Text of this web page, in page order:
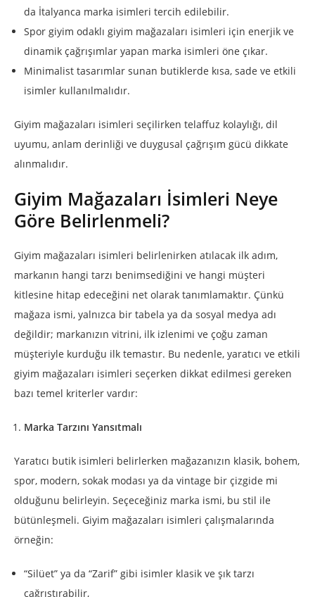
da İtalyanca marka isimleri tercih edilebilir.
Spor giyim odaklı giyim mağazaları isimleri için enerjik ve
dinamik çağrışımlar yapan marka isimleri öne çıkar.
Minimalist tasarımlar sunan butiklerde kısa, sade ve etkili
isimler kullanılmalıdır.
Giyim mağazaları isimleri seçilirken telaffuz kolaylığı, dil
uyumu, anlam derinliği ve duygusal çağrışım gücü dikkate
alınmalıdır.
Giyim Mağazaları İsimleri Neye
Göre Belirlenmeli?
Giyim mağazaları isimleri belirlenirken atılacak ilk adım,
markanın hangi tarzı benimsediğini ve hangi müşteri
kitlesine hitap edeceğini net olarak tanımlamaktır. Çünkü
mağaza ismi, yalnızca bir tabela ya da sosyal medya adı
değildir; markanızın vitrini, ilk izlenimi ve çoğu zaman
müşteriyle kurduğu ilk temastır. Bu nedenle, yaratıcı ve etkili
giyim mağazaları isimleri seçerken dikkat edilmesi gereken
bazı temel kriterler vardır:
Marka Tarzını Yansıtmalı
Yaratıcı butik isimleri belirlerken mağazanızın klasik, bohem,
spor, modern, sokak modası ya da vintage bir çizgide mi
olduğunu belirleyin. Seçeceğiniz marka ismi, bu stil ile
bütünleşmeli. Giyim mağazaları isimleri çalışmalarında
örneğin:
“Silüet” ya da “Zarif” gibi isimler klasik ve şık tarzı
çağrıştırabilir,